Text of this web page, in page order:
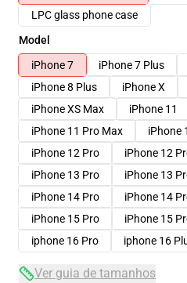
LPC glass phone case
Model
iPhone 7
iPhone 7 Plus
iPhone 8 Plus
iPhone X
iPhone XS Max
iPhone 11
iPhone 11 Pro Max
iPhone
iPhone 12 Pro
iPhone 12
iPhone 13 Pro
iPhone 13
iPhone 14 Pro
iPhone 14
iPhone 15 Pro
iPhone 15
iphone 16 Pro
iphone 16
Ver guia de tamanhos